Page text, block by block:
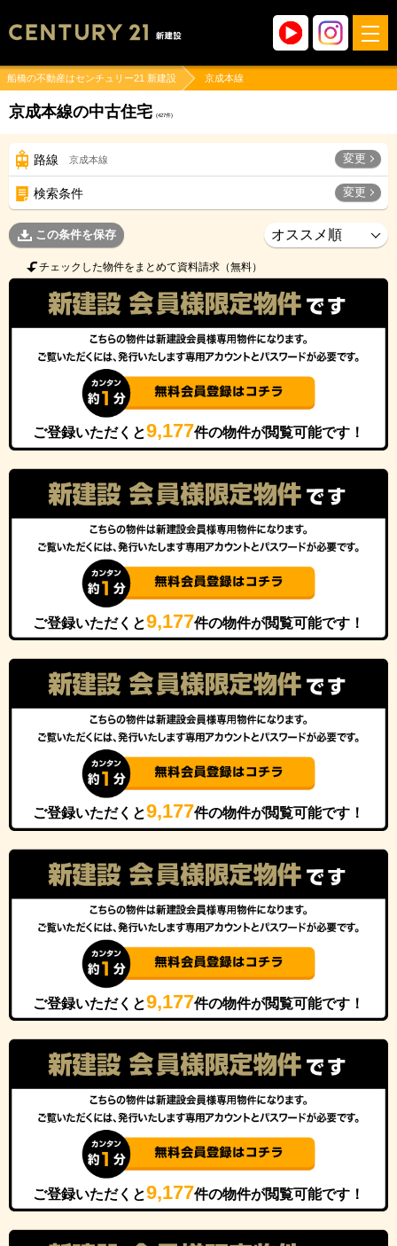
船橋の不動産はセンチュリー21 新建設 京成本線
京成本線の中古住宅 (427件)
路線 京成本線 変更
検索条件 変更
この条件を保存
チェックした物件をまとめて資料請求（無料）
ご登録いただくと9,177件の物件が閲覧可能です！
ご登録いただくと9,177件の物件が閲覧可能です！
ご登録いただくと9,177件の物件が閲覧可能です！
ご登録いただくと9,177件の物件が閲覧可能です！
ご登録いただくと9,177件の物件が閲覧可能です！